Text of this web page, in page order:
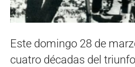
Este domingo 28 de
cuatro décadas del